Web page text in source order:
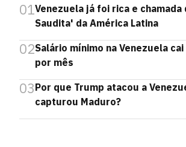
01Venezuela já foi rica e chamada
Saudita' da América Latina
02Salário mínimo na Venezuela
por mês
03Por que Trump atacou a
capturou Maduro?